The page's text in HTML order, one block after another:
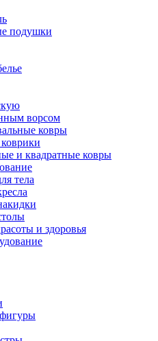
подушки
ворсом
ковры
и квадратные ковры
тела
и здоровья